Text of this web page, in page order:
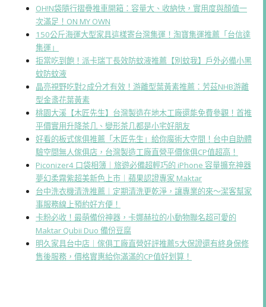
OH!N袋隨行摺疊推車開箱：容量大、收納快，實用度與顏值一
次滿足！ON MY OWN
150公斤海運大型家具這樣寄台灣集運！淘寶集運推薦「台信達
集運」
拒當吃到飽！派卡瑞丁長效防蚊液推薦【別蚊我】戶外必備小黑
蚊防蚊液
晶亮視野吃對2成分才有效！游離型葉黃素推薦：芳茲NHB游離
型金盞花葉黃素
桃園大溪【木匠先生】台灣製造在地木工廠還能免費參觀！首推
平價實用升降茶几、變形茶几都是小宅好朋友
好看的板式傢俱推薦「木匠先生」給你魔術大空間！台中自助體
驗空間無人傢俱店，台灣製造工廠直營平價傢俱CP值超高！
Piconizer4 口袋相簿｜旅遊必備超輕巧的 iPhone 容量擴充神器
夢幻柔霧紫超美新色上市｜蘋果認證專家 Maktar
台中洗衣機清洗推薦｜定期清洗更乾淨，讓專業的來～潔客幫家
事服務線上預約好方便！
卡粉必收！最萌備份神器，卡娜赫拉的小動物聯名超可愛的
Maktar Qubii Duo 備份豆腐
明久家具台中店｜傢俱工廠直營好評推薦5大保證還有終身保修
售後服務，價格實惠給你滿滿的CP值好划算！